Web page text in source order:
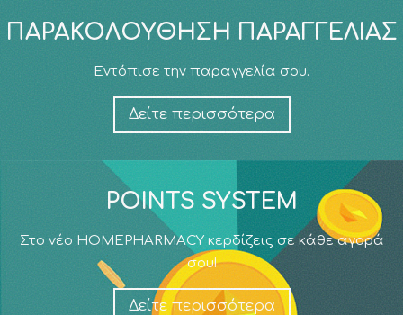
ΠΑΡΑΚΟΛΟΎΘΗΣΗ ΠΑΡΑΓΓΕΛΊΑΣ
Εντόπισε την παραγγελία σου.
Δείτε περισσότερα
POINTS SYSTEM
Στο νέο HOMEPHARMACY κερδίζεις σε κάθε αγορά
σου!
Δείτε περισσότερα